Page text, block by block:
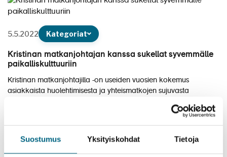
Suostumus Yksityiskohdat Tietoja
5.5.2022 Kategoriat
Kristinan matkanjohtajan kanssa sukellat syvemmälle
paikalliskulttuuriin
Kristinan matkanjohtajilla on useiden vuosien kokemus
asiakkaista huolehtimisesta ja yhteismatkojen sujuvasta
tutustuvat innolla uusiin. Matkanjohtajamme ovat tukena ja
Lue lisää